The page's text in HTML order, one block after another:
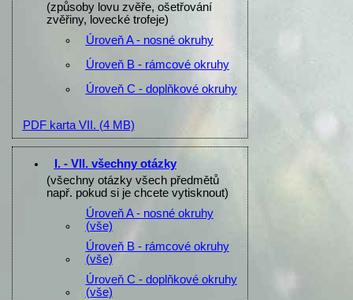
(způsoby lovu zvěře, ošetřování
zvěřiny, lovecké trofeje)
Úroveň A - nosné okruhy
Úroveň B - rámcové okruhy
Úroveň C - doplňkové okruhy
PDF karta VII. (4 MB)
I. - VII. všechny otázky
(všechny otázky všech předmětů
např. pokud si je chcete vytisknout)
Úroveň A - nosné okruhy
(vše)
Úroveň B - rámcové okruhy
(vše)
Úroveň C - doplňkové okruhy
(vše)